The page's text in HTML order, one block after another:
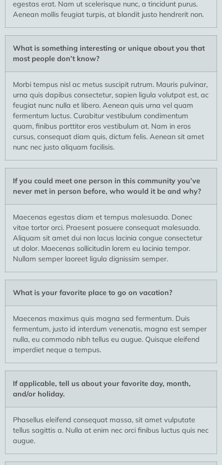
egestas erat. Nam ut scelerisque nunc, a tincidunt purus.
Aenean mollis feugiat turpis, at blandit justo hendrerit non.
What is something interesting or unique about you that
most people don’t know?
Morbi tempus nisl ac metus suscipit rutrum. Mauris pulvinar,
urna quis dapibus consectetur, sapien ligula volutpat est, ac
feugiat nunc nulla et libero. Aenean quis urna vel quam
fermentum luctus. Curabitur vestibulum condimentum
quam, finibus porttitor eros vestibulum at. Nam in eros
cursus, consequat diam quis, dictum felis. Aenean sit amet
nunc nec justo aliquam facilisis.
If you could meet one person in this community you’ve
never met in person before, who would it be and why?
Maecenas egestas diam et tempus malesuada. Donec
vitae tortor orci. Praesent posuere consequat malesuada.
Aliquam sit amet dui non lacus lacinia congue consectetur
ut dolor. Maecenas sollicitudin lorem eu lacinia tempor.
Nullam semper laoreet ligula dignissim semper.
What is your favorite place to go on vacation?
Maecenas maximus quis magna sed fermentum. Duis
fermentum, justo id interdum venenatis, magna est semper
nulla, eu commodo nibh tellus eu augue. Quisque eleifend
imperdiet neque a tempus.
If applicable, tell us about your favorite day, month,
and/or holiday.
Phasellus eleifend consequat massa, sit amet vulputate
tellus sagittis a. Nulla at enim nec orci finibus luctus quis nec
augue.